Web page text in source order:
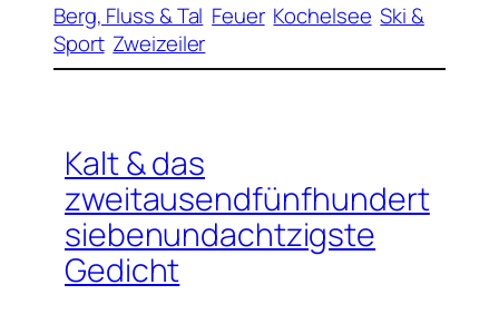
Berg, Fluss & Tal Feuer Kochelsee Ski &
Sport Zweizeiler
Kalt & das
zweitausendfünfhundert
siebenundachtzigste
Gedicht